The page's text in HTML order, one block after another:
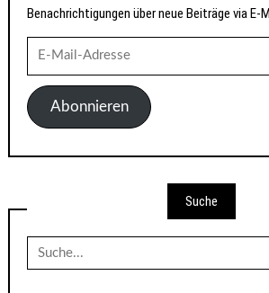
Benachrichtigungen über neue Beiträge via E-
Mail-
AdresseAbonnieren
Suche
Suche
nach: